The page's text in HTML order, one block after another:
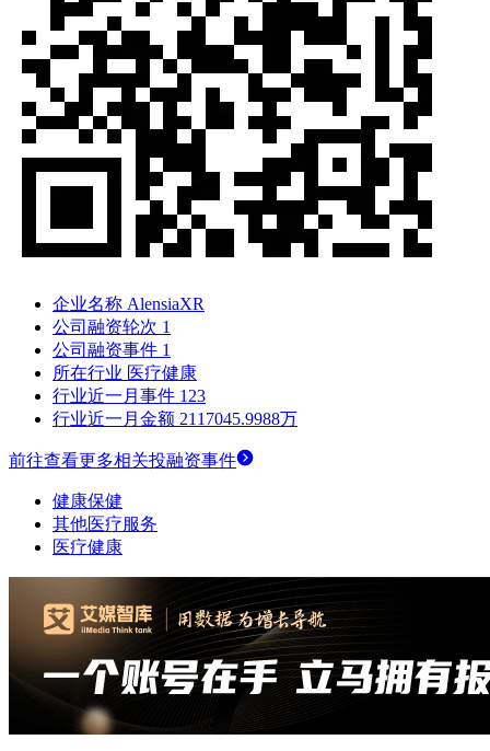
企业名称 AlensiaXR
公司融资轮次 1
公司融资事件 1
所在行业 医疗健康
行业近一月事件 123
行业近一月金额 2117045.9988万
前往查看更多相关投融资事件
健康保健
其他医疗服务
医疗健康